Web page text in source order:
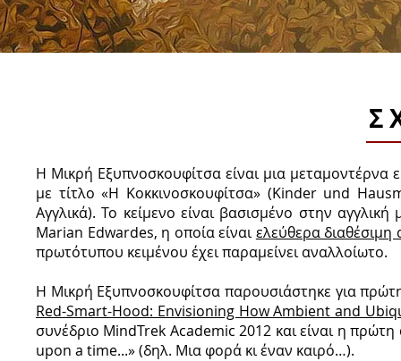
Η Μικρή Εξυπνοσκουφίτσα είναι μια
με τίτλο «Η Κοκκινοσκουφίτσα» (Kinder und
Αγγλικά). Το κείμενο είναι βασισμένο στην
Marian Edwardes, η οποία είναιελεύθερα
πρωτότυπου κειμένου έχει παραμείνει αναλλοίωτο.
Η Μικρή Εξυπνοσκουφίτσα παρουσιάστηκε για
Red-Smart-Hood: Envisioning How Ambient and
συνέδριο MindTrek Academic 2012 και είναι η
upon a time...» (δηλ. Μια φορά κι έναν καιρό…).